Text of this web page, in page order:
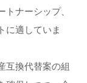
ナーシップ、
に適していま
互換代替案の組